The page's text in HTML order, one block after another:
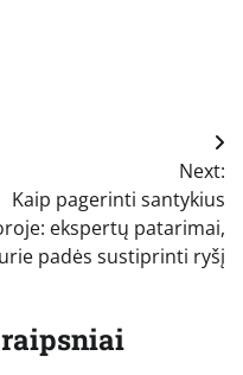
Next:
Kaip pagerinti santykius
ekspertų patarimai,
padės sustiprinti ryšį